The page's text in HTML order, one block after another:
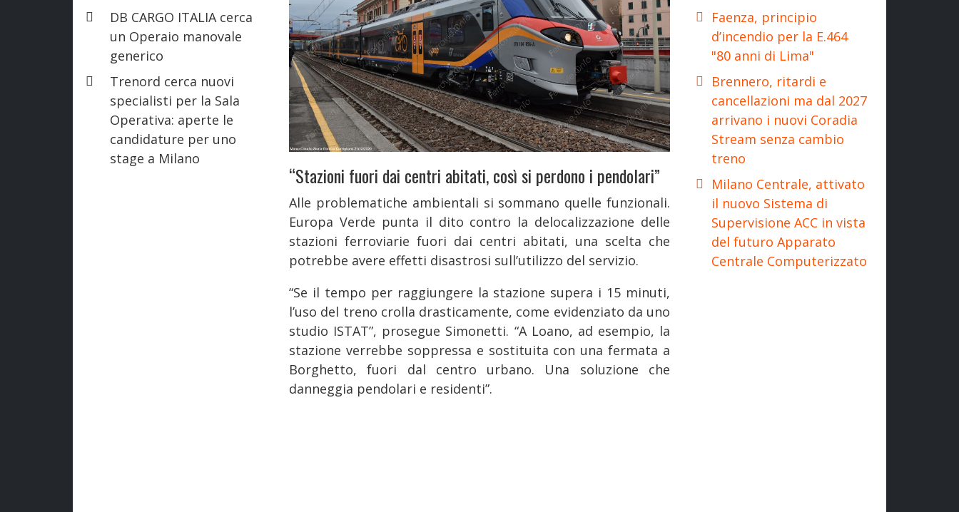
DB CARGO ITALIA cerca
un Operaio manovale
generico
Trenord cerca nuovi
specialisti per la Sala
Operativa: aperte le
candidature per uno
stage a Milano
“Stazioni fuori dai centri abitati, così si perdono i pendolari”
Alle problematiche ambientali si sommano quelle funzionali.
Europa Verde punta il dito contro la delocalizzazione delle
stazioni ferroviarie fuori dai centri abitati, una scelta che
potrebbe avere effetti disastrosi sull’utilizzo del servizio.
“Se il tempo per raggiungere la stazione supera i 15 minuti,
l’uso del treno crolla drasticamente, come evidenziato da uno
studio ISTAT”, prosegue Simonetti. “A Loano, ad esempio, la
stazione verrebbe soppressa e sostituita con una fermata a
Borghetto, fuori dal centro urbano. Una soluzione che
danneggia pendolari e residenti”.
Faenza, principio
d’incendio per la E.464
"80 anni di Lima"
Brennero, ritardi e
cancellazioni ma dal 2027
arrivano i nuovi Coradia
Stream senza cambio
treno
Milano Centrale, attivato
il nuovo Sistema di
Supervisione ACC in vista
del futuro Apparato
Centrale Computerizzato